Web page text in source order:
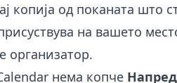
копија од поканата што
на вашето
организатор.
нема копче Напред